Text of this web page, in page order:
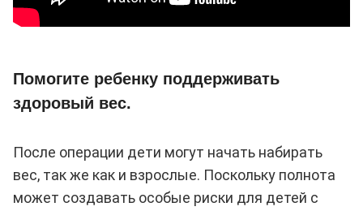
Помогите ребенку поддерживать
здоровый вес.
После операции дети могут начать набирать
вес, так же как и взрослые. Поскольку полнота
может создавать особые риски для детей с